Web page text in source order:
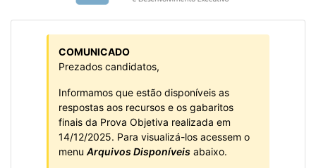
COMUNICADO
Prezados candidatos,
Informamos que estão disponíveis as
respostas aos recursos e os gabaritos
finais da Prova Objetiva realizada em
14/12/2025. Para visualizá-los acessem o
menu Arquivos Disponíveis abaixo.